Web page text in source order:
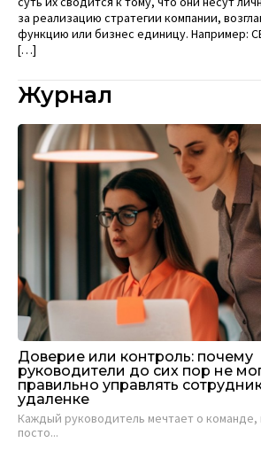
за реализацию стратегии компании,
функцию или бизнес единицу. Например:
[…]
Журнал
Доверие или контроль: почему
руководители до сих пор не
правильно управлять
удаленке
Каждый руководитель мечтает о команде,
посто...